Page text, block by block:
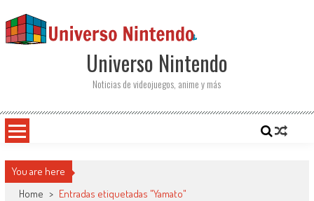
Universo Nintendo
Noticias de videojuegos, anime y más
You are here
Home > Entradas etiquetadas "Yamato"